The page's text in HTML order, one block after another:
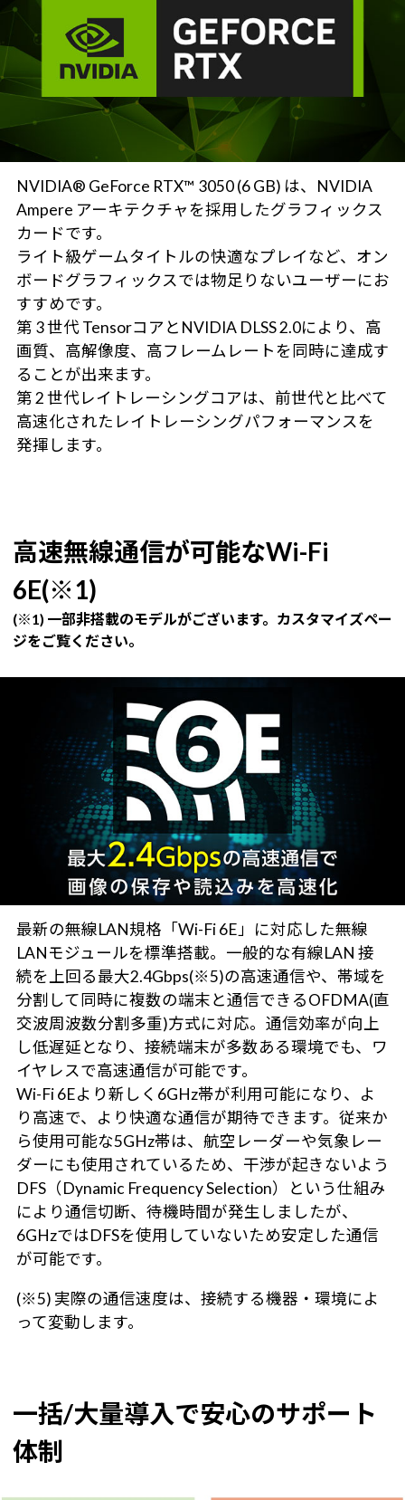
NVIDIA® GeForce RTX™ 3050 (6 GB) は、NVIDIA
Ampere アーキテクチャを採用したグラフィックス
カードです。
ライト級ゲームタイトルの快適なプレイなど、オン
ボードグラフィックスでは物足りないユーザーにお
すすめです。
第 3 世代 TensorコアとNVIDIA DLSS 2.0により、高
画質、高解像度、高フレームレートを同時に達成す
ることが出来ます。
第 2 世代レイトレーシングコアは、前世代と比べて
高速化されたレイトレーシングパフォーマンスを
発揮します。
高速無線通信が可能なWi-Fi
6E(※1)
(※1) 一部非搭載のモデルがございます。カスタマイズペー
ジをご覧ください。
最新の無線LAN規格「Wi-Fi 6E」に対応した無線
LANモジュールを標準搭載。一般的な有線LAN 接
続を上回る最大2.4Gbps(※5)の高速通信や、帯域を
分割して同時に複数の端末と通信できるOFDMA(直
交波周波数分割多重)方式に対応。通信効率が向上
し低遅延となり、接続端末が多数ある環境でも、ワ
イヤレスで高速通信が可能です。
Wi-Fi 6Eより新しく6GHz帯が利用可能になり、よ
り高速で、より快適な通信が期待できます。従来か
ら使用可能な5GHz帯は、航空レーダーや気象レー
ダーにも使用されているため、干渉が起きないよう
DFS（Dynamic Frequency Selection）という仕組み
により通信切断、待機時間が発生しましたが、
6GHzではDFSを使用していないため安定した通信
が可能です。
(※5) 実際の通信速度は、接続する機器・環境によ
って変動します。
一括/大量導入で安心のサポート
体制